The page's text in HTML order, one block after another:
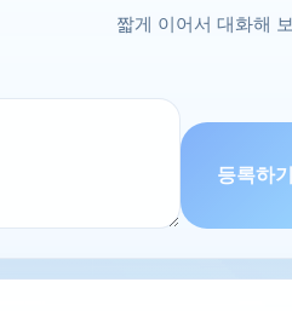
짧게 이어서 대화해
등록하기